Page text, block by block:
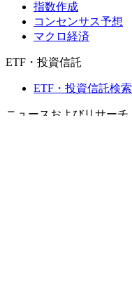
指数作成
コンセンサス予想
マクロ経済
ETF・投資信託
ETF・投資信託検索
ニュースおよびリサーチ